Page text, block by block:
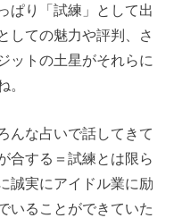
ぱり「試練」として出
しての魅力や評判、さ
ットの土星がそれらに
。
んな占いで話してきて
合する＝試練とは限ら
誠実にアイドル業に励
いることができていた